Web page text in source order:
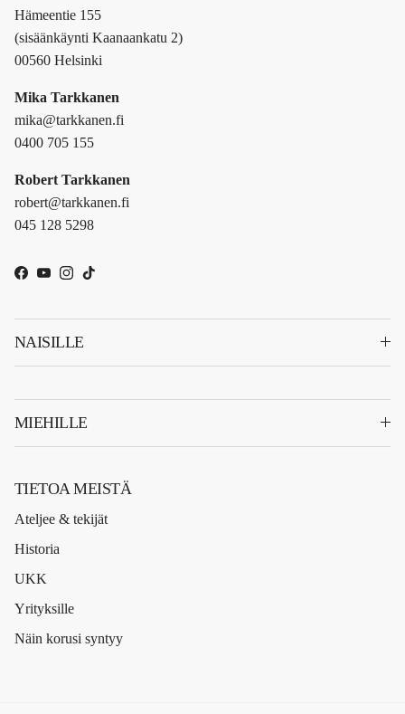
Hämeentie 155
(sisäänkäynti Kaanaankatu 2)
00560 Helsinki
Mika Tarkkanen
mika@tarkkanen.fi
0400 705 155
Robert Tarkkanen
robert@tarkkanen.fi
045 128 5298
Facebook
YouTube
Instagram
TikTok
NAISILLE
MIEHILLE
TIETOA MEISTÄ
Ateljee & tekijät
Historia
UKK
Yrityksille
Näin korusi syntyy